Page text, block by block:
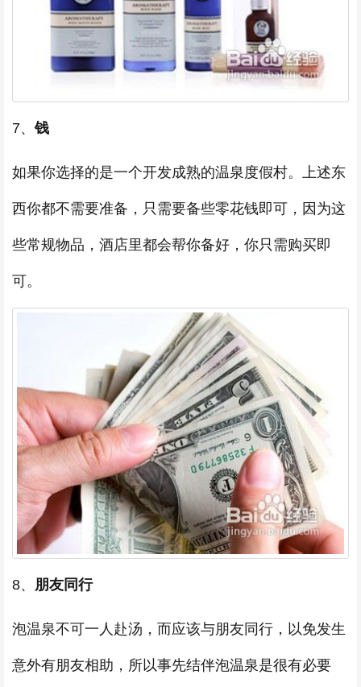
7、钱
如果你选择的是一个开发成熟的温泉度假村。上述东
西你都不需要准备，只需要备些零花钱即可，因为这
些常规物品，酒店里都会帮你备好，你只需购买即
可。
8、 朋友同行
泡温泉不可一人赴汤，而应该与朋友同行，以免发生
意外有朋友相助，所以事先结伴泡温泉是很有必要